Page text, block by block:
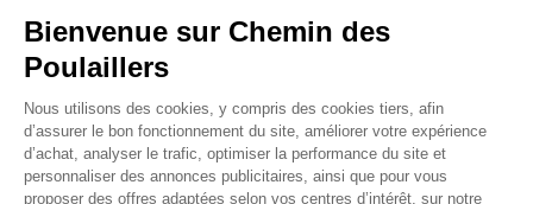
Bienvenue sur Chemin des
Poulaillers
Plateforme de Gestion du
Nous utilisons des cookies, y compris des cookies tiers, afin
d’assurer le bon fonctionnement du site, améliorer votre expérience
d’achat, analyser le trafic, optimiser la performance du site et
personnaliser des annonces publicitaires, ainsi que pour vous
proposer des offres adaptées selon vos centres d’intérêt, sur notre
Ces produits peuvent vous